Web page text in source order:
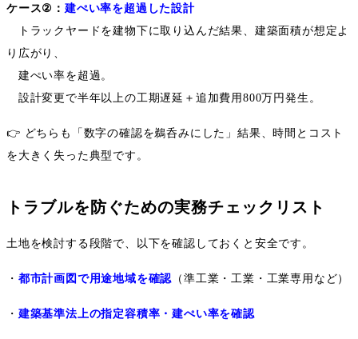
ケース② ：建ぺい率を超過した設計
トラックヤードを建物下に取り込んだ結果、建築面積が想定よ
り広がり、
建ぺい率を超過。
設計変更で半年以上の工期遅延＋追加費用 800万円発生。
👉 どちらも「数字の確認を鵜呑みにした」結果、時間とコスト
を大きく失った典型です。
トラブルを防ぐための実務チェックリスト
土地を検討する段階で、以下を確認しておくと安全です。
・ 都市計画図で用途地域を確認 （準工業・工業・工業専用など）
・ 建築基準法上の指定容積率・建ぺい率を確認